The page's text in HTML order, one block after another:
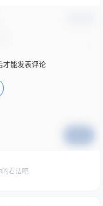
才能发表评论
的看法吧